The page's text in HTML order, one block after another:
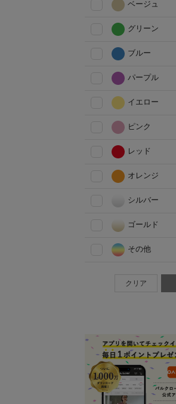
ベージュ
グリーン
ブルー
パープル
イエロー
ピンク
レッド
オレンジ
シルバー
ゴールド
その他
クリア